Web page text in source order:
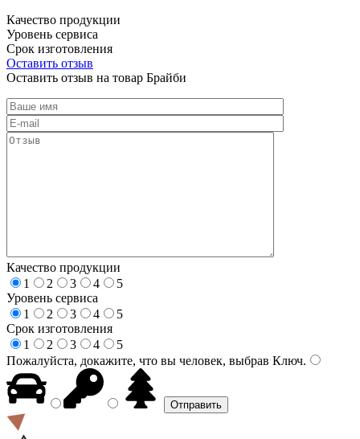
Качество продукции
Уровень сервиса
Срок изготовления
Оставить отзыв
Оставить отзыв на товар Брайби
Качество продукции
1
2 3 4
5
Уровень сервиса
1
2 3 4
5
Срок изготовления
1
2 3 4
5
Пожалуйста, докажите, что вы человек, выбрав Ключ.